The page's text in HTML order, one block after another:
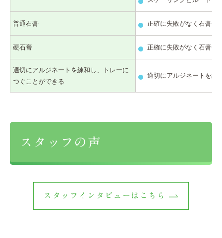
普通石膏 正確に失敗がなく石膏を
硬石膏 正確に失敗がなく石膏を
適切にアルジネートを練和し、トレーに
つぐことができる
適切にアルジネートを練
スタッフの声
スタッフインタビューはこちら